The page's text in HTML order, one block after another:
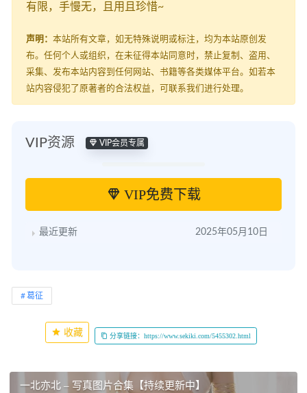
有限，手慢无，且用且珍惜~
声明： 本站所有文章，如无特殊说明或标注，均为本站原创发
布。任何个人或组织，在未征得本站同意时，禁止复制、盗用、
采集、发布本站内容到任何网站、书籍等各类媒体平台。如若本
站内容侵犯了原著者的合法权益，可联系我们进行处理。
VIP资源 VIP会员专属
VIP免费下载
最近更新 2025年05月10日
葛征
收藏 分享链接：https://www.sekiki.com/5455302.html
一北亦北 – 写真图片合集【持续更新中】